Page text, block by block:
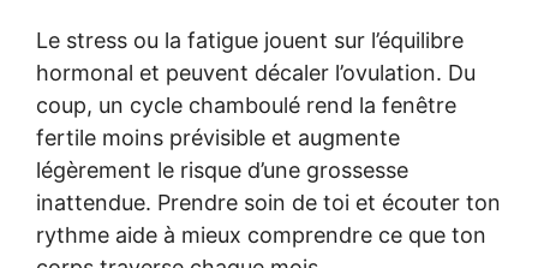
Le stress ou la fatigue jouent sur l’équilibre
hormonal et peuvent décaler l’ovulation. Du
coup, un cycle chamboulé rend la fenêtre
fertile moins prévisible et augmente
légèrement le risque d’une grossesse
inattendue. Prendre soin de toi et écouter ton
rythme aide à mieux comprendre ce que ton